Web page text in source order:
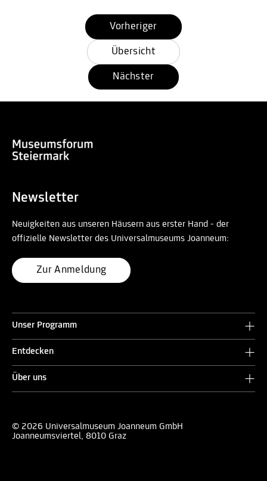
Vorheriger
Übersicht
Nächster
Newsletter
Neuigkeiten aus unseren Häusern aus erster Hand - der
offizielle Newsletter des Universalmuseums Joanneum:
Zur Anmeldung
Unser Programm
Entdecken
Über uns
© 2026 Universalmuseum Joanneum GmbH
Joanneumsviertel, 8010 Graz